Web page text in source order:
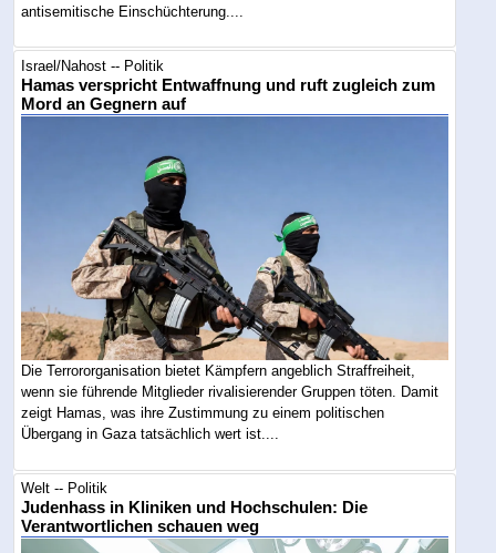
antisemitische Einschüchterung....
Israel/Nahost -- Politik
Hamas verspricht Entwaffnung und ruft zugleich zum
Mord an Gegnern auf
Die Terrororganisation bietet Kämpfern angeblich Straffreiheit,
wenn sie führende Mitglieder rivalisierender Gruppen töten. Damit
zeigt Hamas, was ihre Zustimmung zu einem politischen
Übergang in Gaza tatsächlich wert ist....
Welt -- Politik
Judenhass in Kliniken und Hochschulen: Die
Verantwortlichen schauen weg